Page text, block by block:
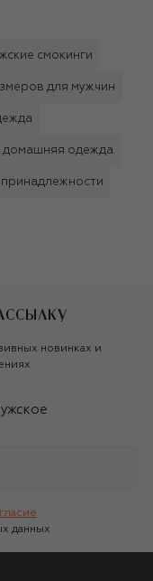
смокинги
для мужчин
домашняя одежда
новинках и
данных